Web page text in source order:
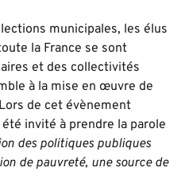
municipales, les élus
la France se sont
et des collectivités
à la mise en œuvre de
de cet évènement
invité à prendre la parole
des politiques publiques
de pauvreté, une source de